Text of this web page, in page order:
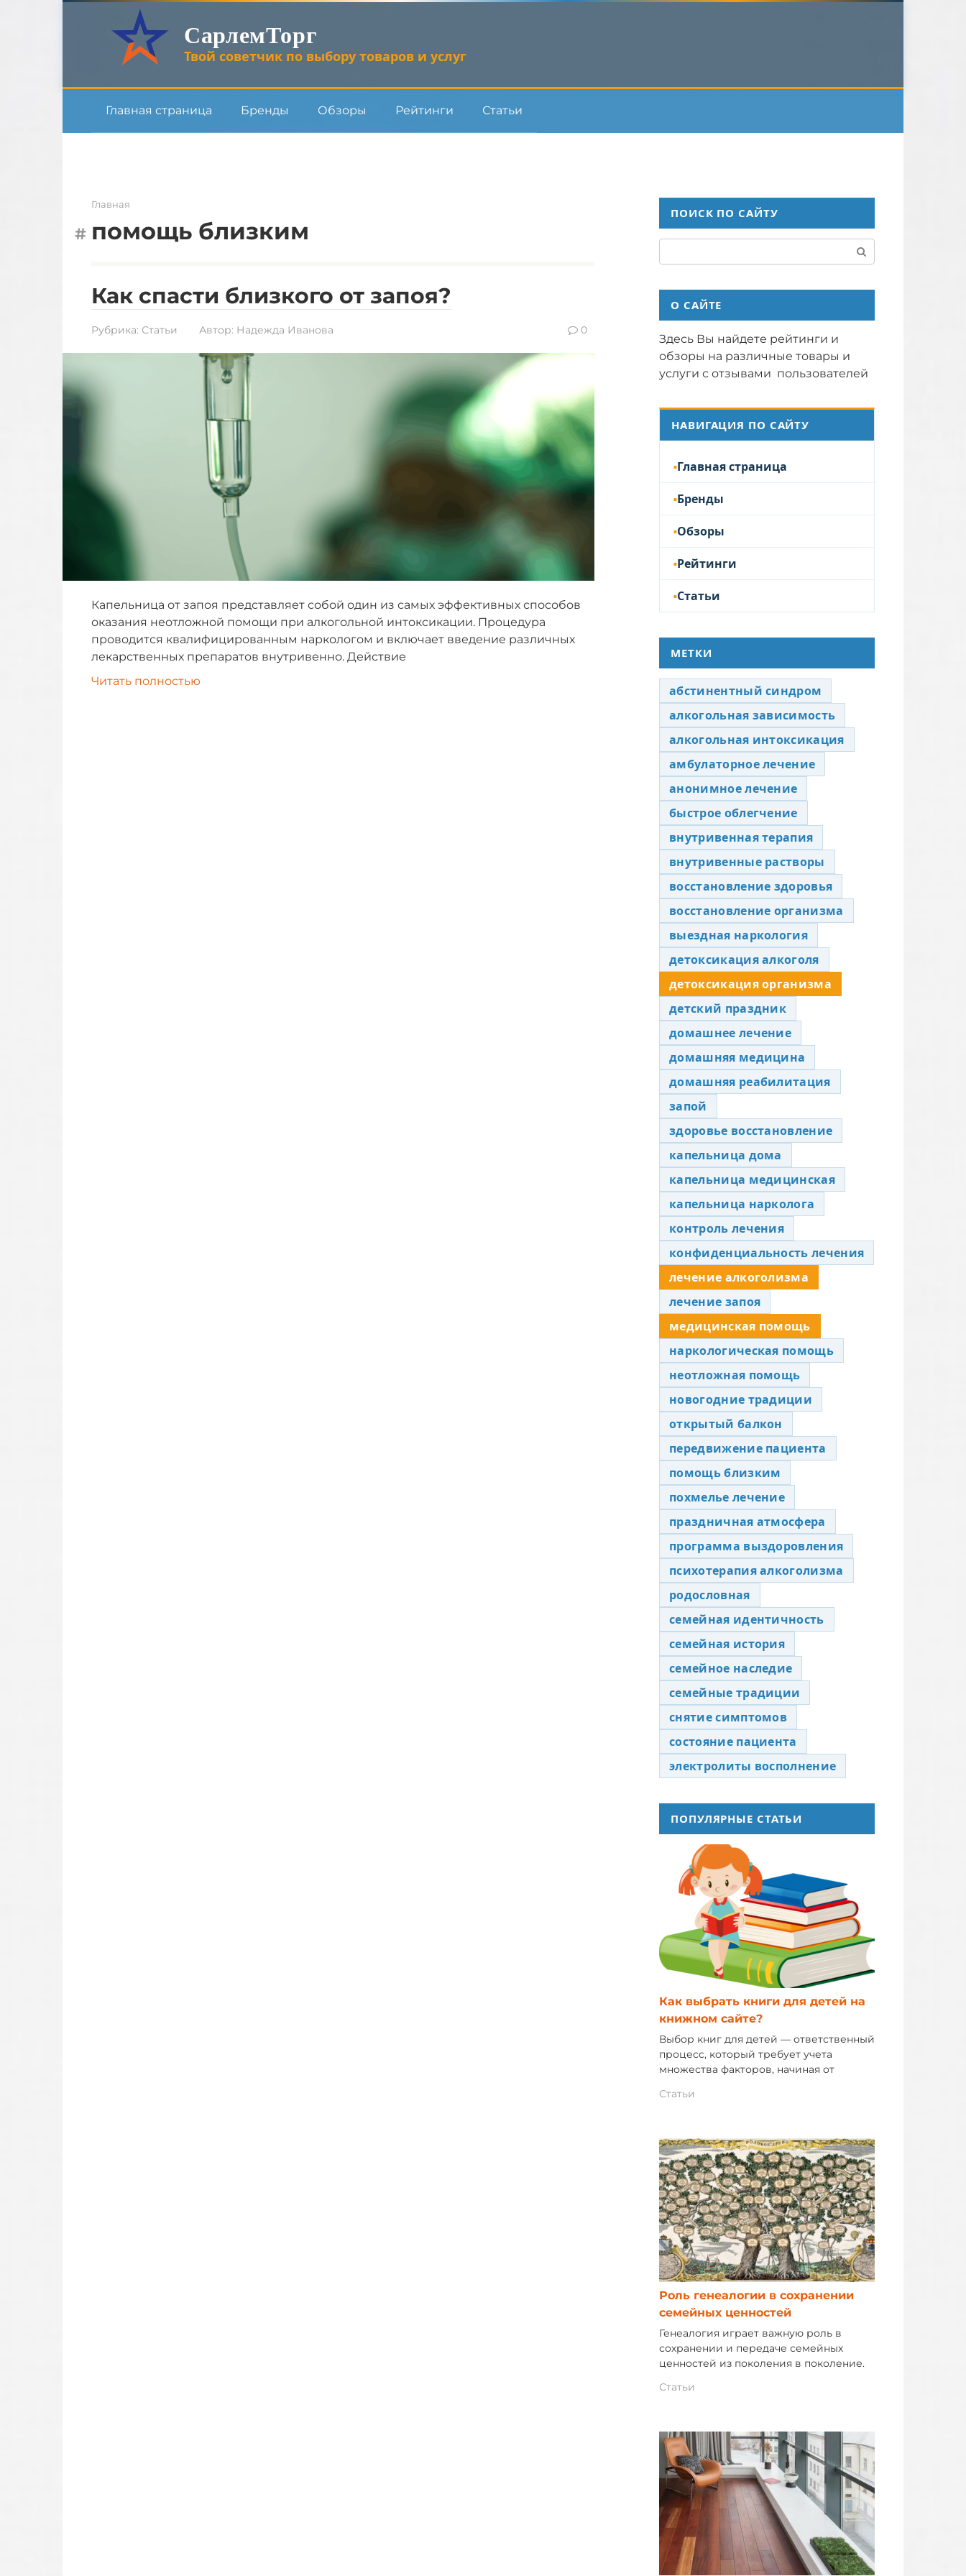
СарлемТорг
Твой советчик по выбору товаров и услуг
Главная страница Бренды Обзоры Рейтинги Статьи
Главная
помощь близким
Как спасти близкого от запоя?
Рубрика: Статьи Автор: Надежда Иванова 0
Капельница от запоя представляет собой один из самых эффективных способов
оказания неотложной помощи при алкогольной интоксикации. Процедура
проводится квалифицированным наркологом и включает введение различных
лекарственных препаратов внутривенно. Действие
Читать полностью
ПОИСК ПО САЙТУ
О САЙТЕ
Здесь Вы найдете рейтинги и
обзоры на различные товары и
услуги с отзывами пользователей
НАВИГАЦИЯ ПО САЙТУ
Главная страница
Бренды
Обзоры
Рейтинги
Статьи
МЕТКИ
абстинентный синдром
алкогольная зависимость
алкогольная интоксикация
амбулаторное лечение
анонимное лечение
быстрое облегчение
внутривенная терапия
внутривенные растворы
восстановление здоровья
восстановление организма
выездная наркология
детоксикация алкоголя
детоксикация организма
детский праздник
домашнее лечение
домашняя медицина
домашняя реабилитация
запой
здоровье восстановление
капельница дома
капельница медицинская
капельница нарколога
контроль лечения
конфиденциальность лечения
лечение алкоголизма
лечение запоя
медицинская помощь
наркологическая помощь
неотложная помощь
новогодние традиции
открытый балкон
передвижение пациента
помощь близким
похмелье лечение
праздничная атмосфера
программа выздоровления
психотерапия алкоголизма
родословная
семейная идентичность
семейная история
семейное наследие
семейные традиции
снятие симптомов
состояние пациента
электролиты восполнение
ПОПУЛЯРНЫЕ СТАТЬИ
Как выбрать книги для детей на
книжном сайте?
Выбор книг для детей — ответственный
процесс, который требует учета
множества факторов, начиная от
Статьи
Роль генеалогии в сохранении
семейных ценностей
Генеалогия играет важную роль в
сохранении и передаче семейных
ценностей из поколения в поколение.
Статьи